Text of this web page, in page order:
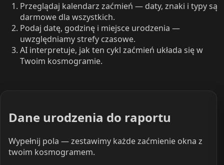
Przeglądaj kalendarz zaćmień — daty, znaki i typy są
darmowe dla wszystkich.
Podaj datę, godzinę i miejsce urodzenia —
uwzględniamy strefy czasowe.
AI interpretuje, jak ten cykl zaćmień układa się w
Twoim kosmogramie.
Dane urodzenia do raportu
Wypełnij pola — zestawimy każde zaćmienie okna z
twoim kosmogramem.